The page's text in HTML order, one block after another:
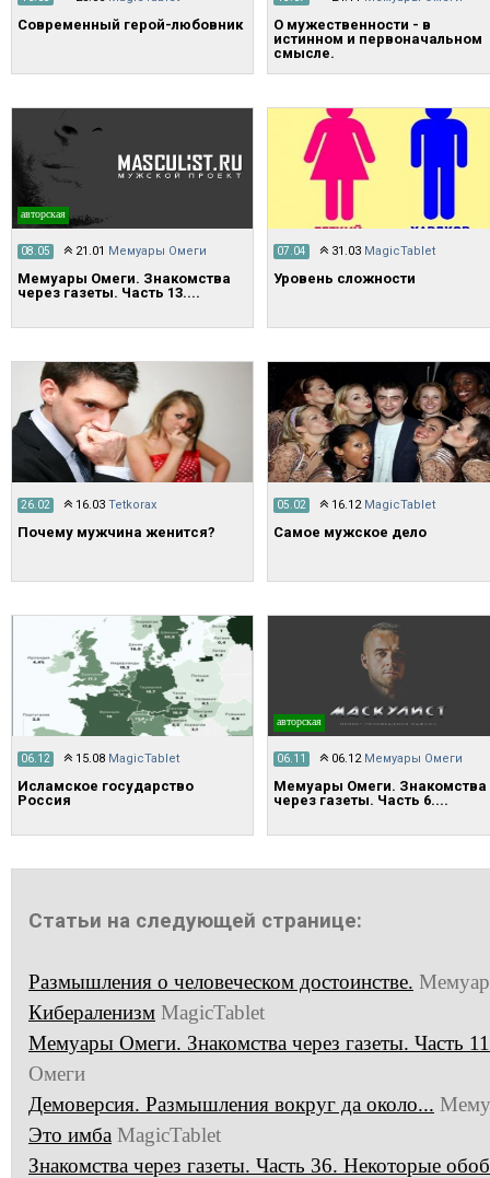
Современный герой-любовник
О мужественности - в
истинном и первоначальном
смысле.
авторская
08.05 21.01 Мемуары Омеги
Мемуары Омеги. Знакомства
через газеты. Часть 13....
07.04 31.03 MagicTablet
Уровень сложности
26.02 16.03 Tetkorax
Почему мужчина женится?
05.02 16.12 MagicTablet
Самое мужское дело
06.12 15.08 MagicTablet
Исламское государство
Россия
авторская
06.11 06.12 Мемуары Омеги
Мемуары Омеги. Знакомства
через газеты. Часть 6....
Статьи на следующей странице:
Размышления о человеческом достоинстве.
Кибераленизм MagicTablet
Мемуары Омеги. Знакомства через газеты. Часть
Омеги
Демоверсия. Размышления вокруг да около...
Это имба MagicTablet
Знакомства через газеты. Часть 36. Некоторые